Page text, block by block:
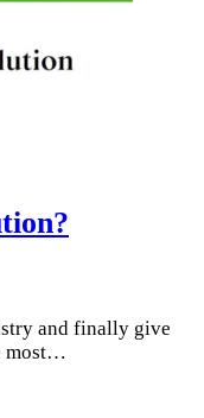
and finally give
most…